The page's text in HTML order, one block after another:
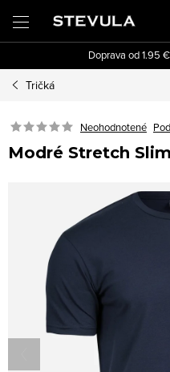
obsah
Doprava od 1.95
Tričká
Neohodnotené
Modré Stretch